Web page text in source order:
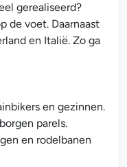
gerealiseerd?
de voet. Daarnaast
en Italië. Zo ga
en gezinnen.
parels.
en rodelbanen